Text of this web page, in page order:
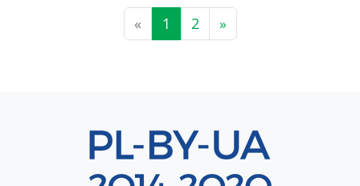
« 1 2 »